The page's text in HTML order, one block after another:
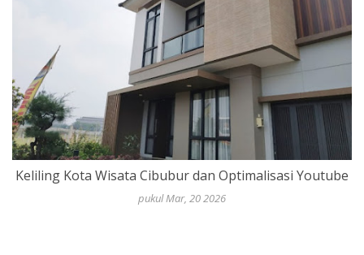
Keliling Kota Wisata Cibubur dan Optimalisasi Youtube
pukul Mar, 20 2026